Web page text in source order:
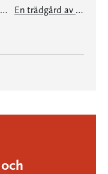
Europeiska konserten En trädgård av ljud
och